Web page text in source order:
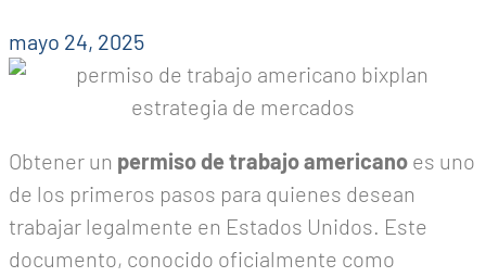
mayo 24, 2025
Obtener un permiso de trabajo americano es uno
de los primeros pasos para quienes desean
trabajar legalmente en Estados Unidos. Este
documento, conocido oficialmente como